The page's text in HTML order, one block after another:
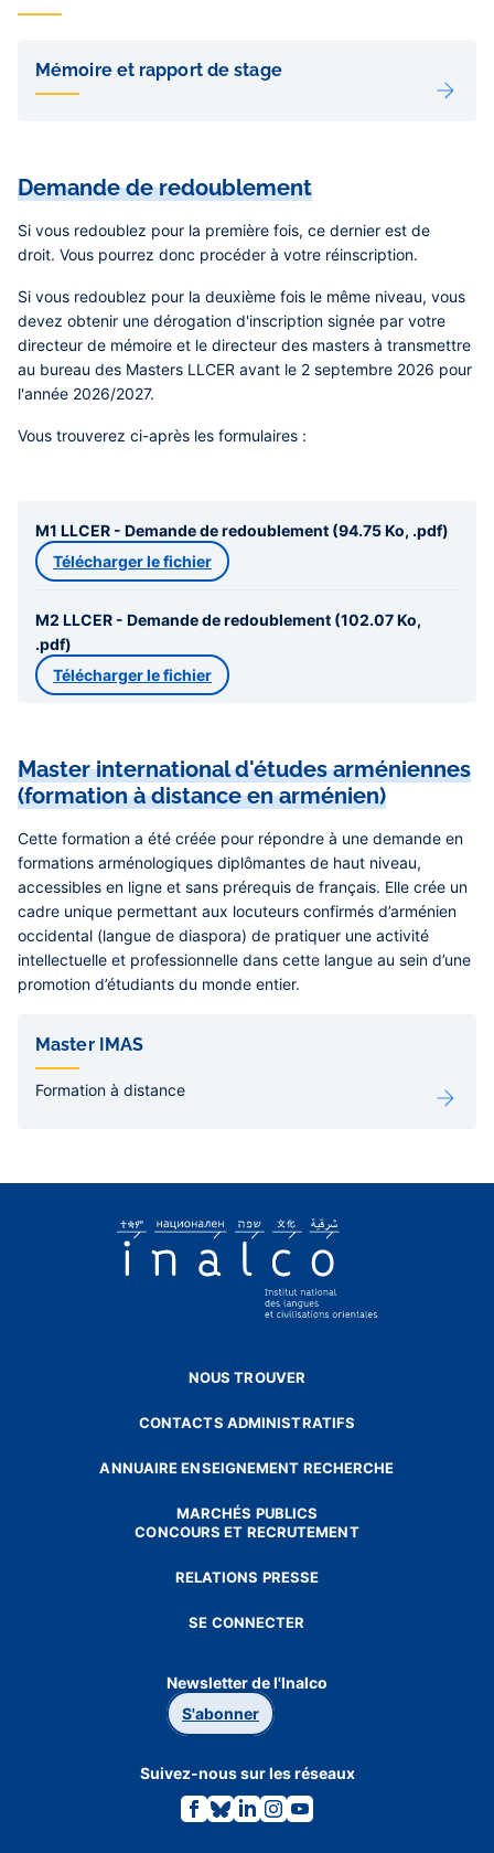
de
sous-
pages
Mémoire et rapport de stage
Demande de redoublement
Si vous redoublez pour la première fois, ce dernier est de
droit. Vous pourrez donc procéder à votre réinscription.
Si vous redoublez pour la deuxième fois le même niveau, vous
devez obtenir une dérogation d'inscription signée par votre
directeur de mémoire et le directeur des masters à transmettre
au bureau des Masters LLCER avant le 2 septembre 2026 pour
l'année 2026/2027.
Vous trouverez ci-après les formulaires :
M1 LLCER - Demande de redoublement (94.75 Ko, .pdf)
Télécharger le fichier
M2 LLCER - Demande de redoublement (102.07 Ko,
.pdf)
Télécharger le fichier
Master international d'études arméniennes
(formation à distance en arménien)
Cette formation a été créée pour répondre à une demande en
formations arménologiques diplômantes de haut niveau,
accessibles en ligne et sans prérequis de français. Elle crée un
cadre unique permettant aux locuteurs confirmés d’arménien
occidental (langue de diaspora) de pratiquer une activité
intellectuelle et professionnelle dans cette langue au sein d’une
promotion d’étudiants du monde entier.
de
sous-
pages
Master IMAS
Formation à distance
NOUS TROUVER
CONTACTS ADMINISTRATIFS
ANNUAIRE ENSEIGNEMENT RECHERCHE
MARCHÉS PUBLICS
CONCOURS ET RECRUTEMENT
RELATIONS PRESSE
SE CONNECTER
Newsletter de l'Inalco
S'abonner
Suivez-nous sur les réseaux
Lien
vers
Lien
vers
Lien
vers
Lien
vers
Lien
vers